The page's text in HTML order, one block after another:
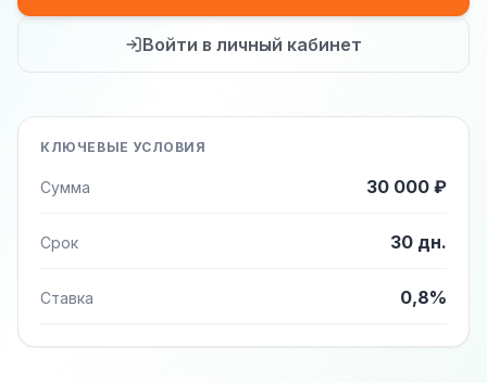
Войти в личный кабинет
КЛЮЧЕВЫЕ УСЛОВИЯ
Сумма 30 000 ₽
Срок 30 дн.
Ставка 0,8%